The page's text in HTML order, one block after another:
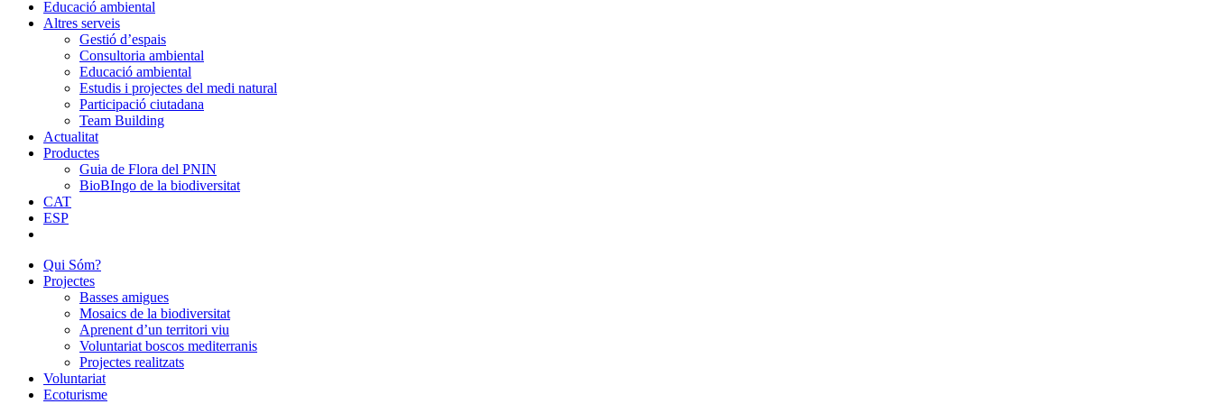
Educació ambiental
Altres serveis
Gestió d’espais
Consultoria ambiental
Educació ambiental
Estudis i projectes del medi natural
Participació ciutadana
Team Building
Actualitat
Productes
Guia de Flora del PNIN
BioBIngo de la biodiversitat
CAT
ESP
Qui Sóm?
Projectes
Basses amigues
Mosaics de la biodiversitat
Aprenent d’un territori viu
Voluntariat boscos mediterranis
Projectes realitzats
Voluntariat
Ecoturisme